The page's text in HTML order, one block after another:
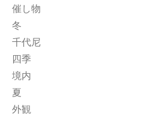
催し物
冬
千代尼
四季
境内
夏
外観